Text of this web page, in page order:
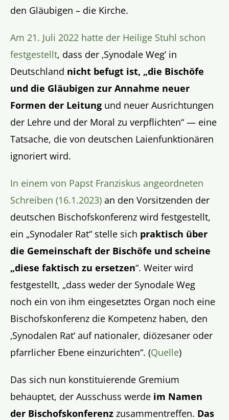
den Gläubigen – die Kirche.
Am 21. Juli 2022 hatte der Heilige Stuhl schon
festgestellt, dass der ‚Synodale Weg‘ in
Deutschland nicht befugt ist, „die Bischöfe
und die Gläubigen zur Annahme neuer
Formen der Leitung und neuer Ausrichtungen
der Lehre und der Moral zu verpflichten“ — eine
Tatsache, die von deutschen Laienfunktionären
ignoriert wird.
In einem von Papst Franziskus angeordneten
Schreiben (16.1.2023) an den Vorsitzenden der
deutschen Bischofskonferenz wird festgestellt,
ein „Synodaler Rat“ stelle sich praktisch über
die Gemeinschaft der Bischöfe und scheine
„diese faktisch zu ersetzen“. Weiter wird
festgestellt, „dass weder der Synodale Weg
noch ein von ihm eingesetztes Organ noch eine
Bischofskonferenz die Kompetenz haben, den
‚Synodalen Rat‘ auf nationaler, diözesaner oder
pfarrlicher Ebene einzurichten“. (Quelle)
Das sich nun konstituierende Gremium
behauptet, der Ausschuss werde im Namen
der Bischofskonferenz zusammentreffen. Das